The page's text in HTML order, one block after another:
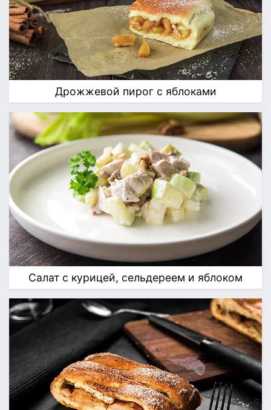
Дрожжевой пирог с яблоками
Салат с курицей, сельдереем и яблоком